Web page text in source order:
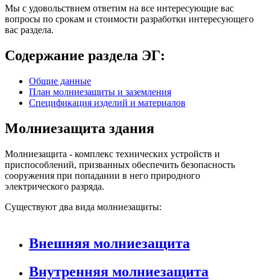
Мы с удовольствием ответим на все интересующие вас
вопросы по срокам и стоимости разработки интересующего
вас раздела.
Содержание раздела ЭГ:
Общие данные
План молниезащиты и заземления
Спецификация изделий и материалов
Молниезащита здания
Молниезащита - комплекс технических устройств и
приспособлений, призванных обеспечить безопасность
сооружения при попадании в него природного
электрического разряда.
Существуют два вида молниезащиты:
Внешняя молниезащита
Внутренняя молниезащита